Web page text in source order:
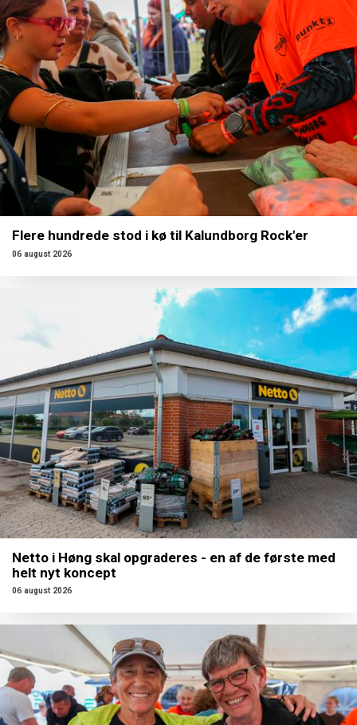
Flere hundrede stod i kø til Kalundborg Rock'er
06 august 2026
Netto i Høng skal opgraderes - en af de første med
helt nyt koncept
06 august 2026